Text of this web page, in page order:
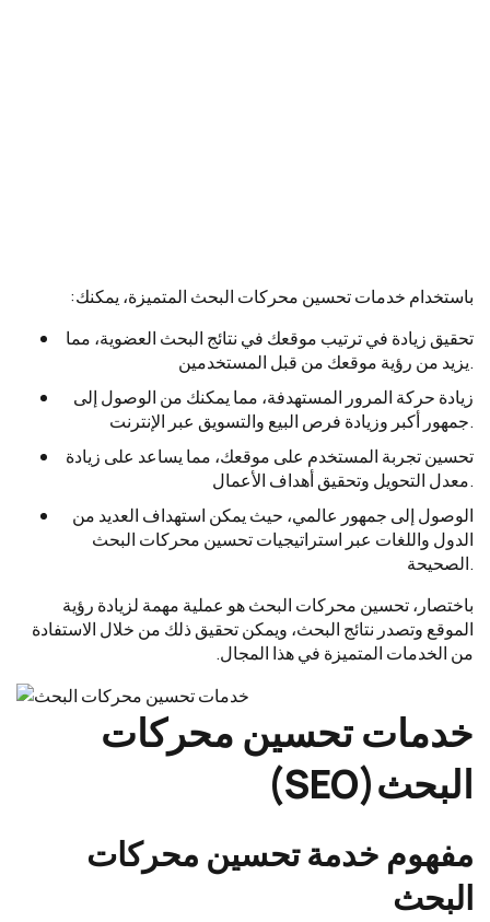
باستخدام خدمات تحسين محركات البحث المتميزة، يمكنك:
تحقيق زيادة في ترتيب موقعك في نتائج البحث العضوية، مما
يزيد من رؤية موقعك من قبل المستخدمين.
زيادة حركة المرور المستهدفة، مما يمكنك من الوصول إلى
جمهور أكبر وزيادة فرص البيع والتسويق عبر الإنترنت.
تحسين تجربة المستخدم على موقعك، مما يساعد على زيادة
معدل التحويل وتحقيق أهداف الأعمال.
الوصول إلى جمهور عالمي، حيث يمكن استهداف العديد من
الدول واللغات عبر استراتيجيات تحسين محركات البحث
الصحيحة.
باختصار، تحسين محركات البحث هو عملية مهمة لزيادة رؤية
الموقع وتصدر نتائج البحث، ويمكن تحقيق ذلك من خلال الاستفادة
من الخدمات المتميزة في هذا المجال.
خدمات تحسين محركات
البحث(SEO)
مفهوم خدمة تحسين محركات
البحث